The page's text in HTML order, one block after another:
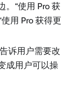
。“使用 Pro 获
用 Pro 获得更
诉用户需要改
成用户可以操